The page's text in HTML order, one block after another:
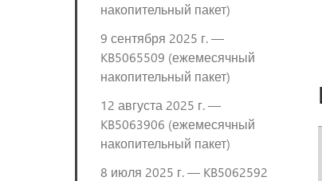
накопительный пакет)
9 сентября 2025 г. —
KB5065509 (ежемесячный
накопительный пакет)
12 августа 2025 г. —
KB5063906 (ежемесячный
накопительный пакет)
8 июля 2025 г. — KB5062592